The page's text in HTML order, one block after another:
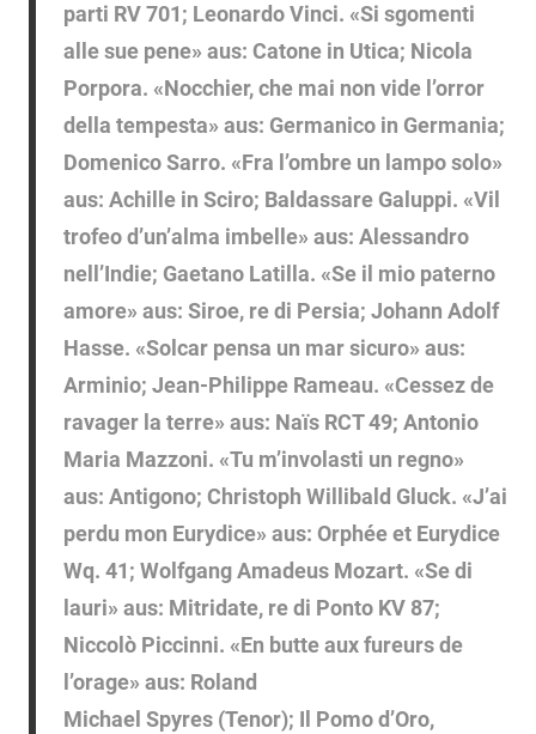
parti RV 701; Leonardo Vinci. «Si sgomenti
alle sue pene» aus: Catone in Utica; Nicola
Porpora. «Nocchier, che mai non vide l’orror
della tempesta» aus: Germanico in Germania;
Domenico Sarro. «Fra l’ombre un lampo solo»
aus: Achille in Sciro; Baldassare Galuppi. «Vil
trofeo d’un’alma imbelle» aus: Alessandro
nell’Indie; Gaetano Latilla. «Se il mio paterno
amore» aus: Siroe, re di Persia; Johann Adolf
Hasse. «Solcar pensa un mar sicuro» aus:
Arminio; Jean-Philippe Rameau. «Cessez de
ravager la terre» aus: Naïs RCT 49; Antonio
Maria Mazzoni. «Tu m’involasti un regno»
aus: Antigono; Christoph Willibald Gluck. «J’ai
perdu mon Eurydice» aus: Orphée et Eurydice
Wq. 41; Wolfgang Amadeus Mozart. «Se di
lauri» aus: Mitridate, re di Ponto KV 87;
Niccolò Piccinni. «En butte aux fureurs de
l’orage» aus: Roland
Michael Spyres (Tenor); Il Pomo d’Oro,